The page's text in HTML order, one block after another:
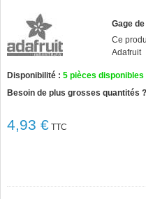
Gage
Ce
Adafruit
Disponibilité :5 pièces disponibles
Besoin de plus grosses quantités
4,93 € TTC